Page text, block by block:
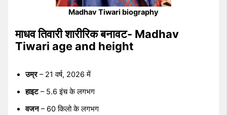
Madhav Tiwari biography
माधव तिवारी शारीरिक बनावट- Madhav
Tiwari age and height
उम्र– 21 वर्ष, 2026 में
हाइट– 5.6 इंच के लगभग
वजन– 60 किलो के लगभग